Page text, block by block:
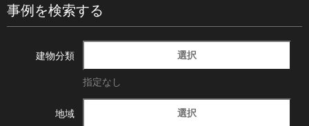
事例を検索する
建物分類 選択
指定なし
地域 選択